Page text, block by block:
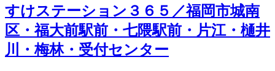
すけステーション３６５／福岡市城南
区・福大前駅前・七隈駅前・片江・樋井
川・梅林・受付センター